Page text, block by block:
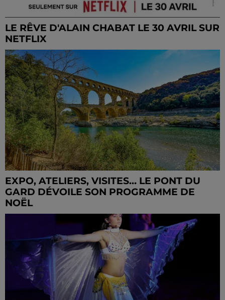
LE RÊVE D'ALAIN CHABAT LE 30 AVRIL SUR
NETFLIX
EXPO, ATELIERS, VISITES… LE PONT DU
GARD DÉVOILE SON PROGRAMME DE
NOËL